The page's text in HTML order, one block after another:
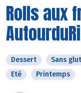
Rolls aux
Dessert Sans
Eté
Printemps